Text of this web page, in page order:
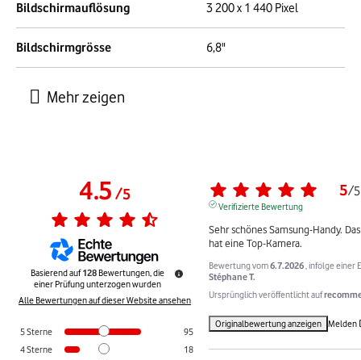
Bildschirmauflösung 3 200 x 1 440 Pixel
Bildschirmgrösse 6,8"
4.5/5
Basierend auf128 Bewertungen, die
einer Prüfung unterzogen wurden
Alle Bewertungen auf dieser Website ansehen
5Sterne
95
4Sterne
18
5/5
Verifizierte Bewertung
Sehr schönes Samsung-Handy.
hat eine Top-Kamera.
Bewertung vom6.7.2026 , infolge einer
Stéphane T.
Ursprünglich veröffentlicht auf
Originalbewertung anzeigen Melden